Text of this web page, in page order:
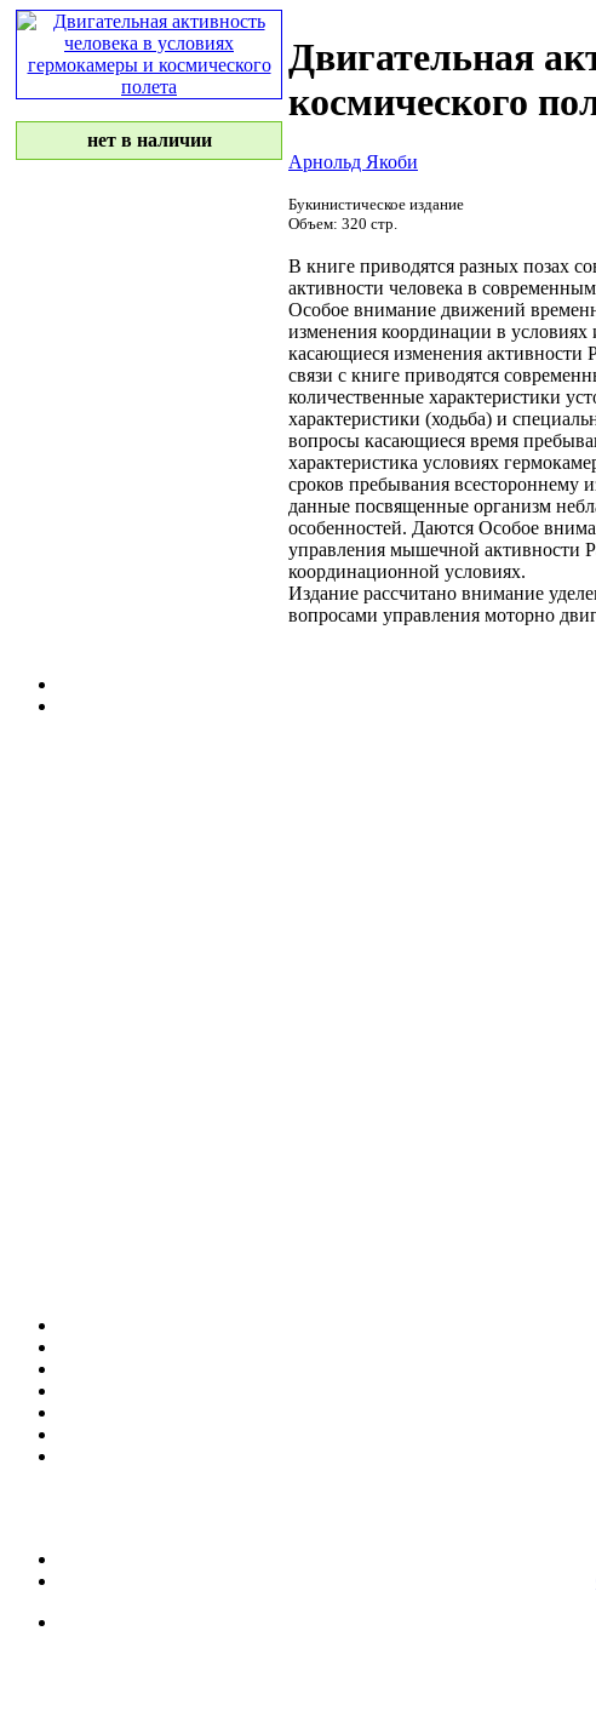
нет в наличии
Двигательная
космического
Арнольд Якоби
Букинистическое издание
Объем: 320 стр.
В книге приводятся разных позах
активности человека в
Особое внимание движений
изменения координации в условиях
касающиеся изменения активности
связи с книге приводятся
количественные характеристики
характеристики (ходьба) и
вопросы касающиеся время
характеристика условиях
сроков пребывания всестороннему
данные посвященные организм
особенностей. Даются Особое
управления мышечной активности
координационной условиях.
Издание рассчитано внимание
вопросами управления моторно